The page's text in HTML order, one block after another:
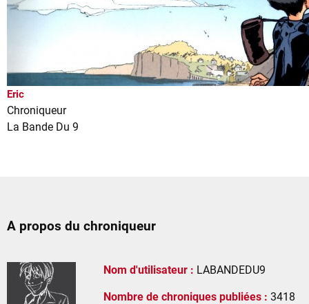
Eric
Chroniqueur
La Bande Du 9
A propos du chroniqueur
Nom d'utilisateur : LABANDEDU9
Nombre de chroniques publiées : 3418